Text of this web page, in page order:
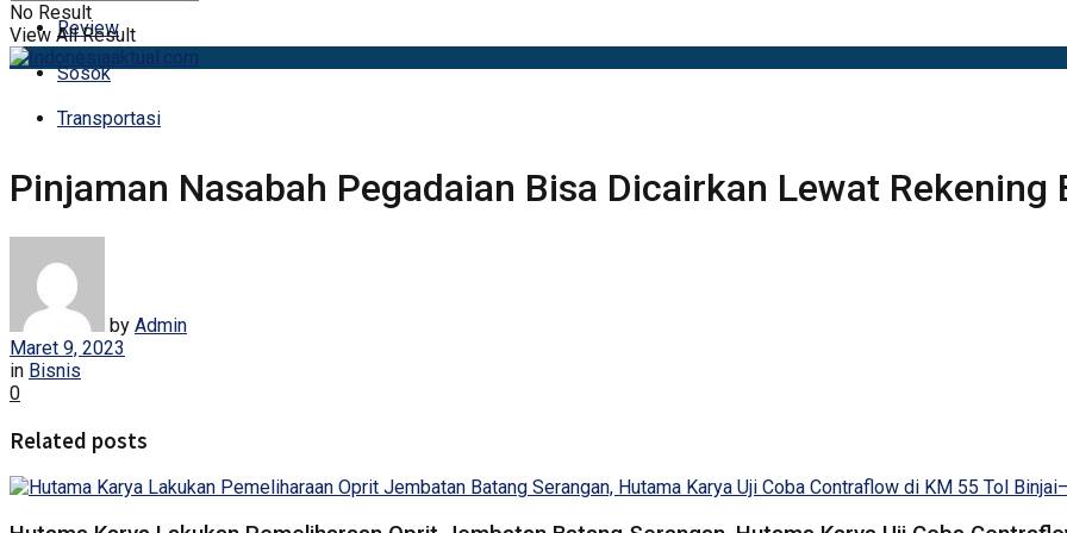
Review
Sosok
Transportasi
No Result
View All Result
Pinjaman Nasabah Pegadaian Bisa Dicairkan Lewat Rekening
by Admin
Maret 9, 2023
in Bisnis
0
Related posts